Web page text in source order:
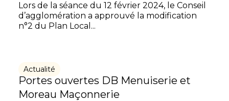
Lors de la séance du 12 février 2024, le Conseil
d’agglomération a approuvé la modification
n°2 du Plan Local...
Actualité
Portes ouvertes DB Menuiserie et
Moreau Maçonnerie